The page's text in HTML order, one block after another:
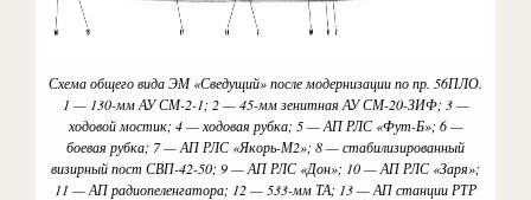
Схема общего вида ЭМ «Сведущий» после модернизации по пр. 56ПЛО.
1 — 130-мм АУ СМ-2-1; 2 — 45-мм зенитная АУ СМ-20-ЗИФ; 3 —
ходовой мостик; 4 — ходовая рубка; 5 — АП РЛС «Фут-Б»; 6 —
боевая рубка; 7 — АП РЛС «Якорь-М2»; 8 — стабилизированный
визирный пост СВП-42-50; 9 — АП РЛС «Дон»; 10 — АП РЛС «Заря»;
11 — АП радиопеленгатора; 12 — 533-мм ТА; 13 — АП станции РТР